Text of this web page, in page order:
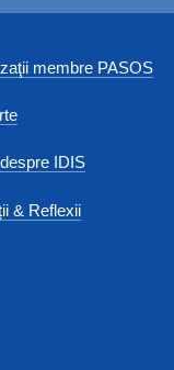
membre PASOS
IDIS
& Reflexii